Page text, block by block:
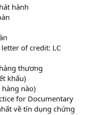
hành
of credit: LC
thương
khấu)
nào)
for Documentary
về tín dụng chứng